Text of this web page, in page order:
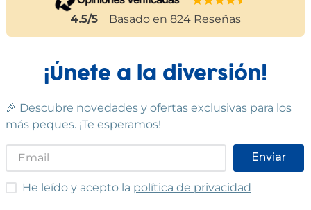
4.5/5 Basado en 824 Reseñas
¡Únete a la diversión!
🎉 Descubre novedades y ofertas exclusivas para los
más peques. ¡Te esperamos!
Enviar
He leído y acepto las condiciones
He leído y acepto la política de privacidad